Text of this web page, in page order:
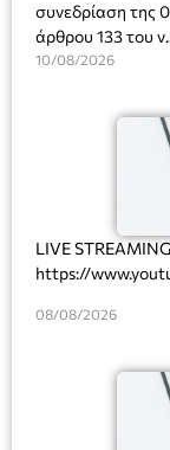
συνεδρίαση της 07-08-2026 σύμφωνα με τις διατάξεις του
άρθρου 133 του
Πρόσκλησης:
10/08/2026
LIVE STREAMING
https://
08/08/2026